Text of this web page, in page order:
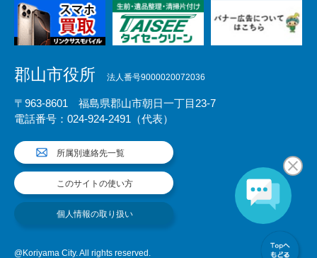
郡山市役所 法人番号9000020072036
〒963-8601 福島県郡山市朝日一丁目23-7
電話番号：024-924-2491（代表）
所属別連絡先一覧
このサイトの使い方
個人情報の取り扱い
@Koriyama City. All rights reserved.